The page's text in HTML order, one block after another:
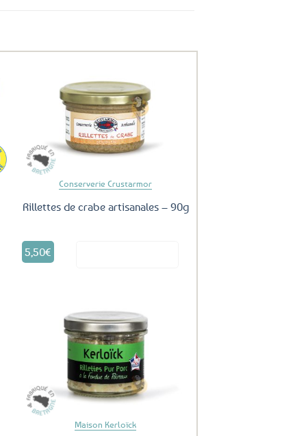
Conserverie Crustarmor
Rillettes de crabe artisanales – 90g
5,50€
Maison Kerloïck